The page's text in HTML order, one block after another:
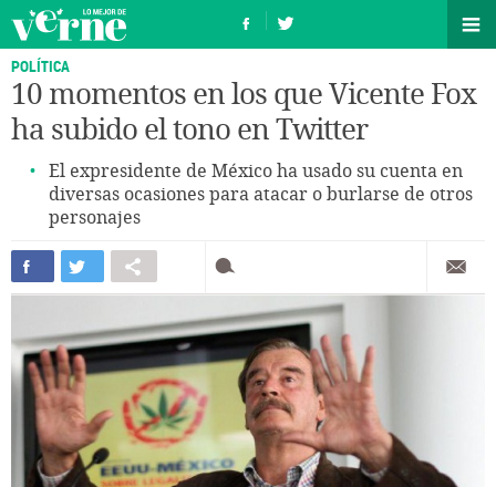
POLÍTICA
10 momentos en los que Vicente Fox
ha subido el tono en Twitter
El expresidente de México ha usado su cuenta en
diversas ocasiones para atacar o burlarse de otros
personajes